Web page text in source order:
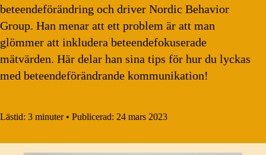
beteendeförändring och driver Nordic Behavior
Group. Han menar att ett problem är att man
glömmer att inkludera beteendefokuserade
mätvärden. Här delar han sina tips för hur du lyckas
med beteendeförändrande kommunikation!
Lästid: 3 minuter • Publicerad: 24 mars 2023